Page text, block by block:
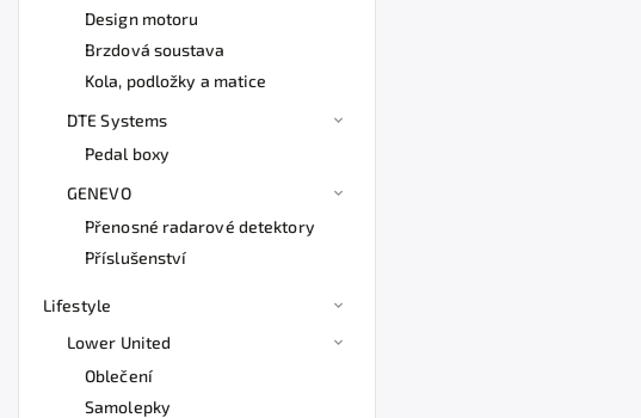
Design motoru
Brzdová soustava
Kola, podložky a matice
DTE Systems
Pedal boxy
GENEVO
Přenosné radarové detektory
Příslušenství
Lifestyle
Lower United
Oblečení
Samolepky